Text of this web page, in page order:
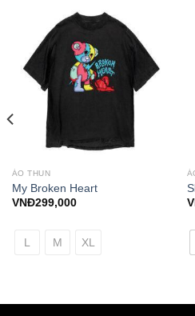
ÁO THUN
My Broken Heart
VNĐ299,000
L M XL